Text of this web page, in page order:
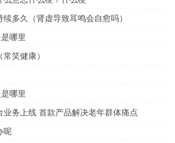
多久（肾虚导致耳鸣会自愈吗）
哪里
笑健康）
哪里
务上线 首款产品解决老年群体痛点
呢